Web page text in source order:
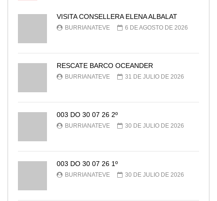
VISITA CONSELLERA ELENA ALBALAT
BURRIANATEVE 6 DE AGOSTO DE 2026
RESCATE BARCO OCEANDER
BURRIANATEVE 31 DE JULIO DE 2026
003 DO 30 07 26 2º
BURRIANATEVE 30 DE JULIO DE 2026
003 DO 30 07 26 1º
BURRIANATEVE 30 DE JULIO DE 2026